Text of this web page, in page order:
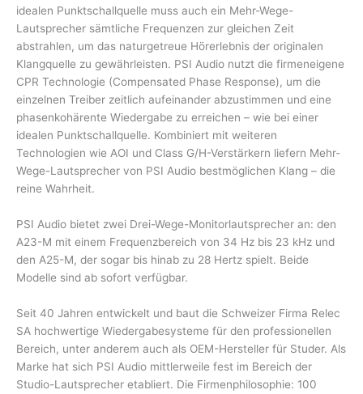
idealen Punktschallquelle muss auch ein Mehr-Wege-
Lautsprecher sämtliche Frequenzen zur gleichen Zeit
abstrahlen, um das naturgetreue Hörerlebnis der originalen
Klangquelle zu gewährleisten. PSI Audio nutzt die firmeneigene
CPR Technologie (Compensated Phase Response), um die
einzelnen Treiber zeitlich aufeinander abzustimmen und eine
phasenkohärente Wiedergabe zu erreichen – wie bei einer
idealen Punktschallquelle. Kombiniert mit weiteren
Technologien wie AOI und Class G/H-Verstärkern liefern Mehr-
Wege-Lautsprecher von PSI Audio bestmöglichen Klang – die
reine Wahrheit.
PSI Audio bietet zwei Drei-Wege-Monitorlautsprecher an: den
A23-M mit einem Frequenzbereich von 34 Hz bis 23 kHz und
den A25-M, der sogar bis hinab zu 28 Hertz spielt. Beide
Modelle sind ab sofort verfügbar.
Seit 40 Jahren entwickelt und baut die Schweizer Firma Relec
SA hochwertige Wiedergabesysteme für den professionellen
Bereich, unter anderem auch als OEM-Hersteller für Studer. Als
Marke hat sich PSI Audio mittlerweile fest im Bereich der
Studio-Lautsprecher etabliert. Die Firmenphilosophie: 100